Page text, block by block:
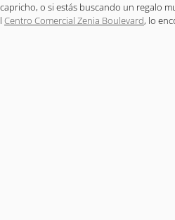
o si estás buscando un regalo
Centro Comercial Zenia Boulevard, lo